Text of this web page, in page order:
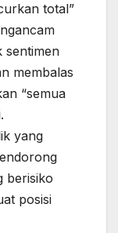
total”
sentimen
membalas
“semua
yang
berisiko
posisi